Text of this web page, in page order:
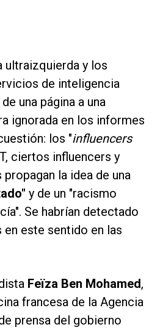
ultraizquierda y los
de inteligencia
una página a una
ignorada en los informes
los "influencers
ciertos influencers y
la idea de una
y de un "racismo
Se habrían detectado
este sentido en las
Feïza Ben Mohamed,
francesa de la Agencia
prensa del gobierno